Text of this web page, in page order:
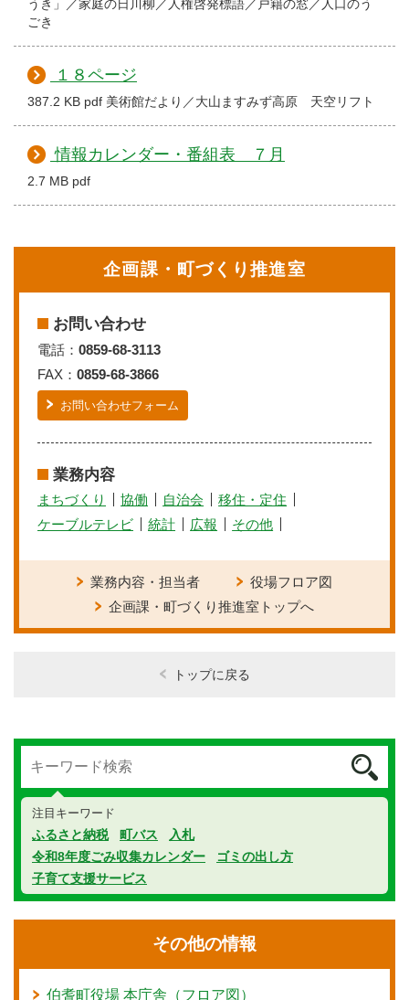
うき」／家庭の日川柳／人権啓発標語／戸籍の窓／人口のう
ごき
１８ページ
387.2 KB pdf 美術館だより／大山ますみず高原 天空リフト
情報カレンダー・番組表 ７月
2.7 MB pdf
企画課・町づくり推進室
お問い合わせ
電話： 0859-68-3113
FAX： 0859-68-3866
お問い合わせフォーム
業務内容
まちづくり 協働 自治会
移住・定住
ケーブルテレビ
統計 広報 その他
業務内容・担当者
役場フロア図
企画課・町づくり推進室トップへ
トップに戻る
注目キーワード
ふるさと納税 町バス
入札
令和8年度ごみ収集カレンダー
ゴミの出し方
子育て支援サービス
その他の情報
伯耆町役場 本庁舎（フロア図）